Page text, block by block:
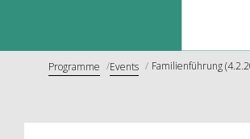
Programme Events Familienführung